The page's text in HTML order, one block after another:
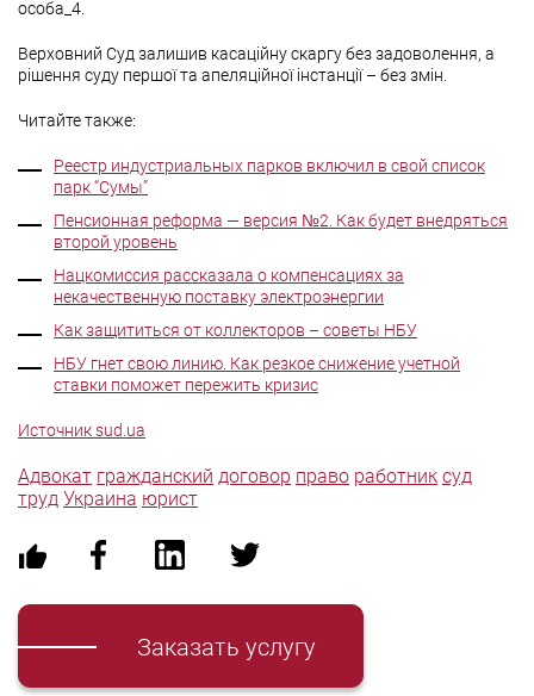
особа_4.
Верховний Суд залишив касаційну скаргу без задоволення, а
рішення суду першої та апеляційної інстанції – без змін.
Читайте также:
Реестр индустриальных парков включил в свой список
парк “Сумы”
Пенсионная реформа — версия №2. Как будет внедряться
второй уровень
Нацкомиссия рассказала о компенсациях за
некачественную поставку электроэнергии
Как защититься от коллекторов – советы НБУ
НБУ гнет свою линию. Как резкое снижение учетной
ставки поможет пережить кризис
Источник sud.ua
Адвокат гражданский договор право работник суд
труд Украина юрист
Заказать услугу